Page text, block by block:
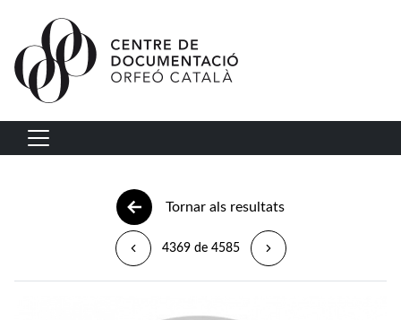
Vés al contingut
Navegació principal
Tornar als resultats
4369 de 4585